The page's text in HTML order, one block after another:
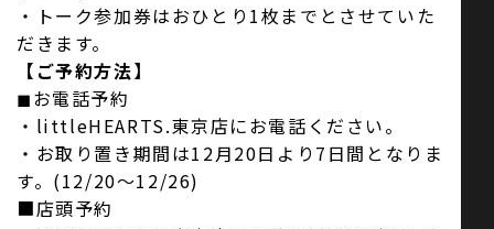
・トーク参加券はおひとり1枚までとさせていた
だきます。
【ご予約方法】
◼︎お電話予約
・littleHEARTS.東京店にお電話ください。
・お取り置き期間は12月20日より7日間となりま
す。(12/20〜12/26)
■店頭予約